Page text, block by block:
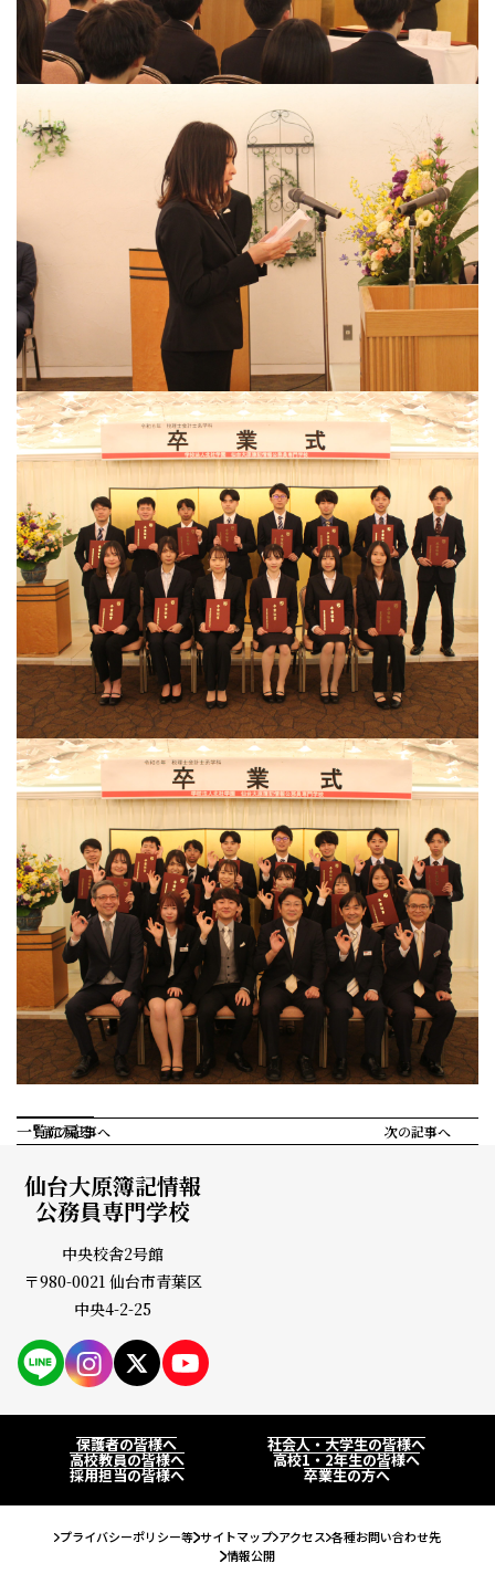
クラブ＆サークル
大学編入・大学院進学について
アクセス
よくあるご質問
税理士・会計士系
学費について
特待生制度について
学費支援制度について
#青春Expressとオープンキャンパスに申し込む
オンライン学校・入試説明会
交通費支給制度
#青春Express
再進学個別相談会
休日個別相談会
専門学校 進路相談会
ひとり暮らし相談
コラム
高校生対象｜無料セミナー・模擬試験
相談窓口
保護者の皆様へ 社会人・大学生の皆様へ
高校教員の皆様へ 高校1・2年生の皆様へ
採用担当の皆様へ 卒業生の方へ
プライバシーポリシー等 サイトマップ アクセス
情報公開
前の記事へ
一覧に戻る 次の記事へ
仙台大原簿記情報
公務員専門学校
中央校舎2号館
〒980-0021 仙台市青葉区
中央4-2-25
保護者の皆様へ 社会人・大学生の皆様へ
高校教員の皆様へ 高校1・2年生の皆様へ
採用担当の皆様へ 卒業生の方へ
プライバシーポリシー等 サイトマップ アクセス 各種お問い合わせ先
情報公開